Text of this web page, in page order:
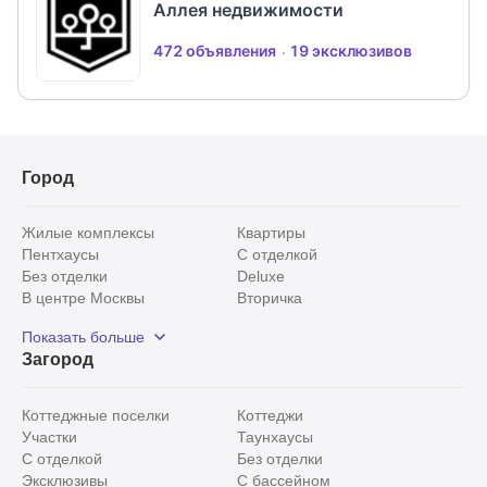
себя включает горнолыжный комплекс, ледовый
дворец, кёрлинг, спортивный центр, апартаменты,
игровой комплекс. В 10 минутах на автомобиле
детские сады, поликлиника, больница, парк,
магазин "Велком", строительный рынок,
автотехцентр с мойкой.
Аллея недвижимости
472 объявления 19 эксклюзивов
Город
Жилые комплексы
Квартиры
Пентхаусы
С отделкой
Без отделки
Deluxe
В центре Москвы
Вторичка
Рядом с парком
С панорамными окнами
Показать больше
Загород
Коттеджные поселки
Коттеджи
Участки
Таунхаусы
С отделкой
Без отделки
Эксклюзивы
С бассейном